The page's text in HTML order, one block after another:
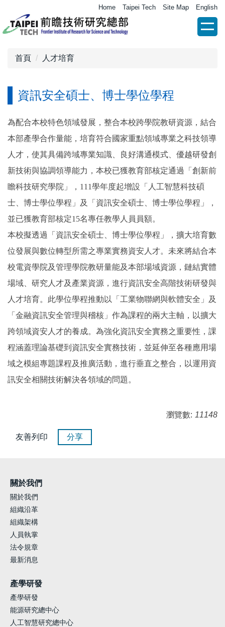
到
主
Home Taipei Tech Site Map English
首頁 人才培育
資訊安全碩士、博士學位學程
為配合本校特色領域發展，整合本校跨學院教研資源，結合
本部產學合作量能，培育符合國家重點領域專業之科技領導
人才，使其具備跨域專業知識、良好溝通模式、優越研發創
新技術與協調領導能力，本校已獲教育部核定通過「創新前
瞻科技研究學院」， 111學年度起增設「人工智慧科技碩
士、博士學位學程」及「資訊安全碩士、博士學位學程」，
並已獲教育部核定15名專任教學人員員額。
本校擬透過
「資訊安全碩士、博士學位學程」
，擴大培育數
位發展與數位轉型所需之專業實務資安人才。未來將結合本
校電資學院及管理學院教研量能及本部場域資源，鏈結實體
場域、研究人才及產業資源，進行資訊安全高階技術研發與
人才培育。此學位學程推動以「工業物聯網與軟體安全」及
「金融資訊安全管理與稽核」作為課程的兩大主軸，以擴大
跨領域資安人才的養成。為強化資訊安全實務之重要性，課
程涵蓋理論基礎到資訊安全實務技術，並延伸至各種應用場
域之模組專題課程及推廣活動，進行垂直之整合，以運用資
訊安全相關技術解決各領域的問題。
瀏覽數: 11148
友善列印 分享
關於我們
關於我們
組織沿革
組織架構
人員執掌
法令規章
最新消息
產學研發
產學研發
能源研究總中心
人工智慧研究總中心